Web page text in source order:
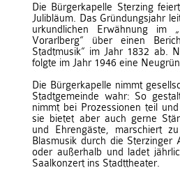
Die Bürgerkapelle Sterzing
Julibläum. Das Gründungsjahr
urkundlichen Erwähnung
Vorarlberg“ über einen
Stadtmusik“ im Jahr 1832 ab.
folgte im Jahr 1946 eine
Die Bürgerkapelle nimmt
Stadtgemeinde wahr: So
nimmt bei Prozessionen teil
sie bietet aber auch gerne
und Ehrengäste, marschiert
Blasmusik durch die Sterzinger
oder außerhalb und ladet
Saalkonzert ins Stadttheater.